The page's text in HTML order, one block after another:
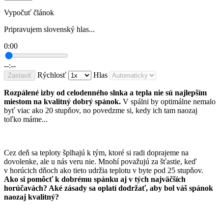
Vypočuť článok
Pripravujem slovenský hlas...
0:00
--:--
Zastaviť Rýchlosť Hlas
Rozpálené izby od celodenného slnka a tepla nie sú najlepším
miestom na kvalitný dobrý spánok. V spálni by optimálne nemalo
byť viac ako 20 stupňov, no povedzme si, kedy ich tam naozaj
toľko máme...
Cez deň sa teploty šplhajú k tým, ktoré si radi doprajeme na
dovolenke, ale u nás veru nie. Mnohí považujú za šťastie, keď
v horúcich dňoch ako tieto udržia teplotu v byte pod 25 stupňov.
Ako si pomôcť k dobrému spánku aj v tých najväčších
horúčavách? Aké zásady sa oplatí dodržať, aby bol váš spánok
naozaj kvalitný?